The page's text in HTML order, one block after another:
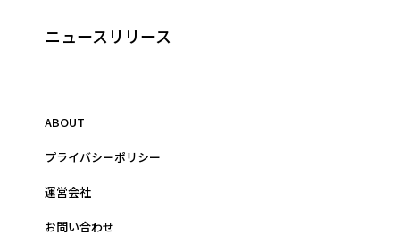
ニュースリリース
ABOUT
プライバシーポリシー
運営会社
お問い合わせ